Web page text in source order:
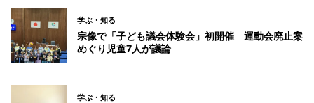
学ぶ・知る
宗像で「子ども議会体験会」初開催 運動会廃止案
めぐり児童7人が議論
学ぶ・知る